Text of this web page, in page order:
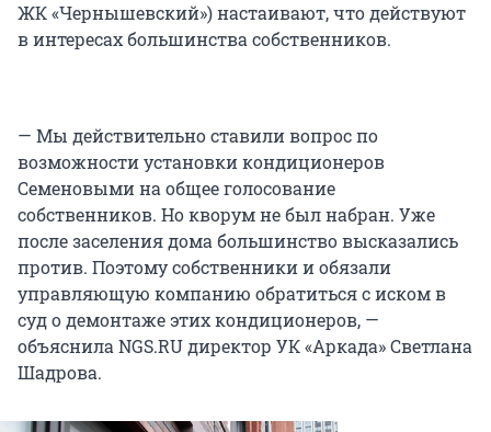
ЖК «Чернышевский») настаивают, что действуют
в интересах большинства собственников.
— Мы действительно ставили вопрос по
возможности установки кондиционеров
Семеновыми на общее голосование
собственников. Но кворум не был набран. Уже
после заселения дома большинство высказались
против. Поэтому собственники и обязали
управляющую компанию обратиться с иском в
суд о демонтаже этих кондиционеров, —
объяснила NGS.RU директор УК «Аркада» Светлана
Шадрова.